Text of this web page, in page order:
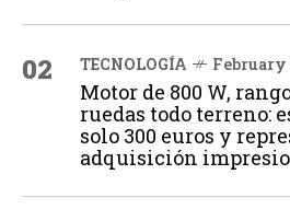
02 TECNOLOGÍA February
Motor de 800 W,
ruedas todo terreno:
solo 300 euros y
adquisición